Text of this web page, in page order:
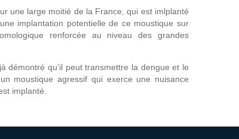
une large moitié de la France, qui est imlplanté
implantation potentielle de ce moustique sur
renforcée au niveau des grandes
qu’il peut transmettre la dengue et le
moustique agressif qui exerce une nuisance
implanté.